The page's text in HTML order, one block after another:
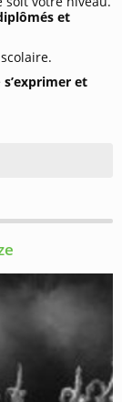
et
s’exprimer et